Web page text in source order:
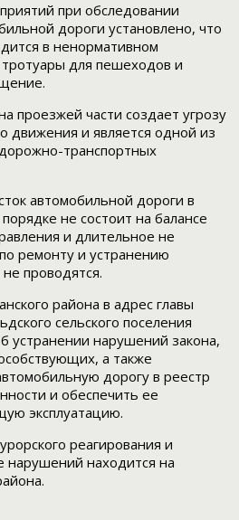
при обследовании
дороги установлено, что
в ненормативном
тротуары для пешеходов и
проезжей части создает угрозу
движения и является одной из
транспортных
автомобильной дороги в
не состоит на балансе
и длительное не
ремонту и устранению
проводятся.
района в адрес главы
сельского поселения
устранении нарушений закона,
а также
дорогу в реестр
и обеспечить ее
эксплуатацию.
реагирования и
нарушений находится на